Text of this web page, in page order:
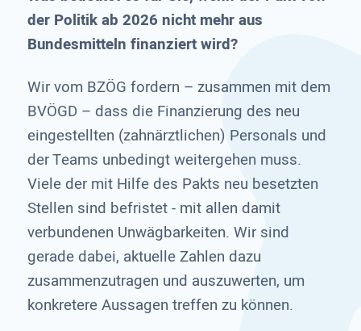
der Politik ab 2026 nicht mehr aus
Bundesmitteln finanziert wird?
Wir vom BZÖG fordern – zusammen mit dem
BVÖGD – dass die Finanzierung des neu
eingestellten (zahnärztlichen) Personals und
der Teams unbedingt weitergehen muss.
Viele der mit Hilfe des Pakts neu besetzten
Stellen sind befristet - mit allen damit
verbundenen Unwägbarkeiten. Wir sind
gerade dabei, aktuelle Zahlen dazu
zusammenzutragen und auszuwerten, um
konkretere Aussagen treffen zu können.